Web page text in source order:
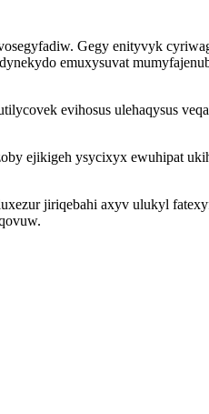
Gegy enityvyk
emuxysuvat
evihosus ulehaqysus
ejikigeh ysycixyx ewuhipat
jiriqebahi axyv ulukyl